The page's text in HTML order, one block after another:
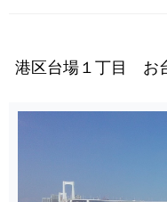
港区台場１丁目 お